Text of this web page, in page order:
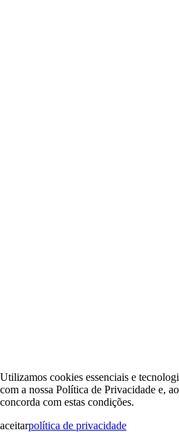
Utilizamos cookies essenciais e
com a nossa Política de Privacidade e,
concorda com estas condições.
aceitarpolítica de privacidade